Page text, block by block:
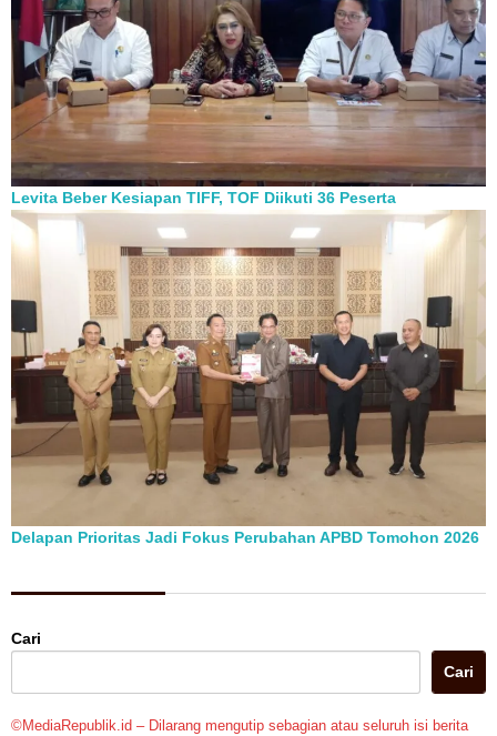
Levita Beber Kesiapan TIFF, TOF Diikuti 36 Peserta
Delapan Prioritas Jadi Fokus Perubahan APBD Tomohon 2026
Cari
Cari
©MediaRepublik.id – Dilarang mengutip sebagian atau seluruh isi berita